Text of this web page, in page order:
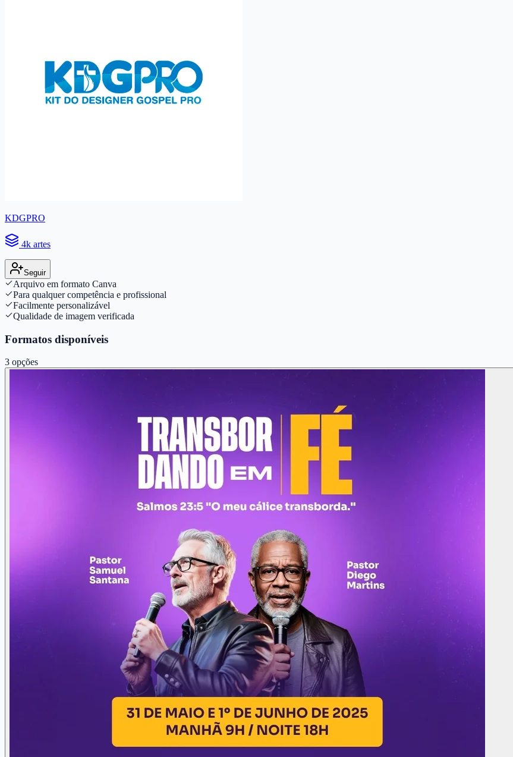
KDGPRO
4k artes
Seguir
Arquivo em formato Canva
Para qualquer competência e profissional
Facilmente personalizável
Qualidade de imagem verificada
Formatos disponíveis
3 opções